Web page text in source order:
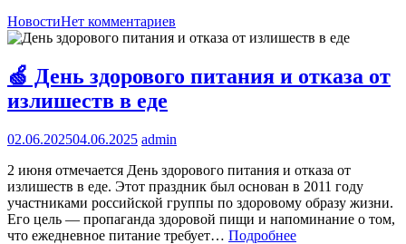
НовостиНет комментариев
🍏 День здорового питания и отказа от
излишеств в еде
02.06.202504.06.2025 admin
2 июня отмечается День здорового питания и отказа от
излишеств в еде. Этот праздник был основан в 2011 году
участниками российской группы по здоровому образу жизни.
Его цель — пропаганда здоровой пищи и напоминание о том,
что ежедневное питание требует… Подробнее